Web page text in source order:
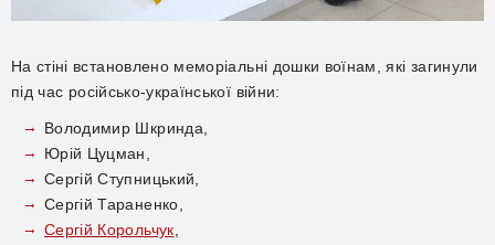
На стіні встановлено меморіальні дошки воїнам, які загинули
під час російсько-української війни:
Володимир Шкринда,
Юрій Цуцман,
Сергій Ступницький,
Сергій Тараненко,
Сергій Корольчук